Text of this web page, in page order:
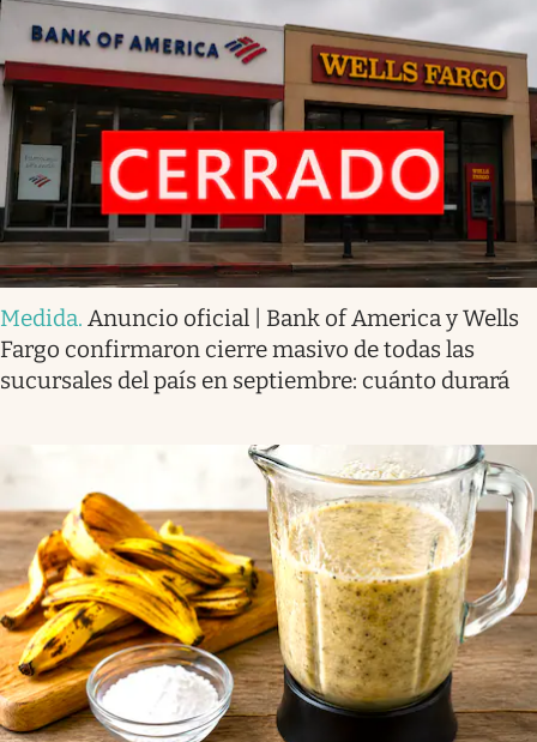
Medida. Anuncio oficial | Bank of America y Wells
Fargo confirmaron cierre masivo de todas las
sucursales del país en septiembre: cuánto durará